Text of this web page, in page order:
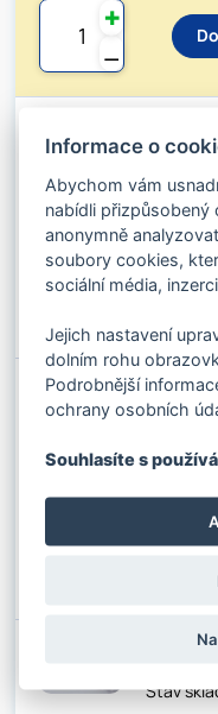
⚊
✚
Kód
977.68 Kč s DPH / M
808.00 Kč bez DPH / M
✚
ŘETĚZ
Kód
1 467.73 Kč s DPH / M
1 213.00 Kč bez DPH / M
✚
Stav
Informace o
Abychom vám
nabídli přizpůsobený
anonymně
soubory cookies,
sociální média,
Jejich nastavení
dolním rohu
Podrobnější
ochrany osobních
Souhlasíte s